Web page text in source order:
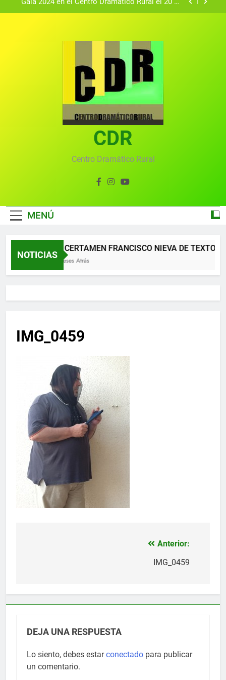
Gala 2024 en el Centro Dramático Rural el 20 de
convocado por el Centro Dramático Rural de Mira
(Cuenca)
Gala anual virtual del Centro Dramático Rural de
Gala del Centro Dramático Rural 2025
Gala 2024 en el Centro Dramático Rural el 20 de
Textos seleccionados en el VI Certamen
Francisco Nieva de piezas breves teatrales
convocado por el Centro Dramático Rural de Mira
Gala anual virtual del Centro Dramático Rural de
CDR
Centro Dramático Rural
MENÚ
NOTICIAS
XII CERTAMEN FRANCISCO NIEVA DE TEXTOS
2 Meses Atrás
IMG_0459
Anterior:
IMG_0459
DEJA UNA RESPUESTA
Lo siento, debes estarconectado para publicar
un comentario.